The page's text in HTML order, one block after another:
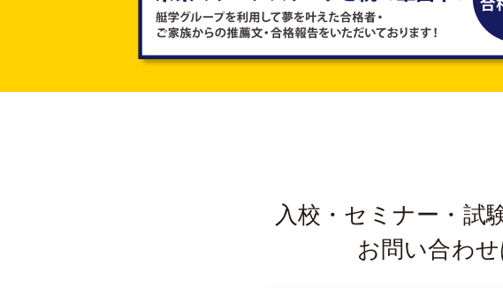
入校・セミナー・試
お問い合わせ